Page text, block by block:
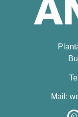
Mail: